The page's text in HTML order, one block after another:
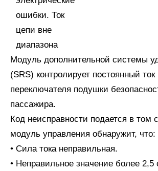
Модуль дополнительной системы
(SRS) контролирует постоянный ток
переключателя подушки
пассажира.
Код неисправности подается в том
модуль управления обнаружит, что:
• Сила тока неправильная.
• Неправильное значение более 2,5